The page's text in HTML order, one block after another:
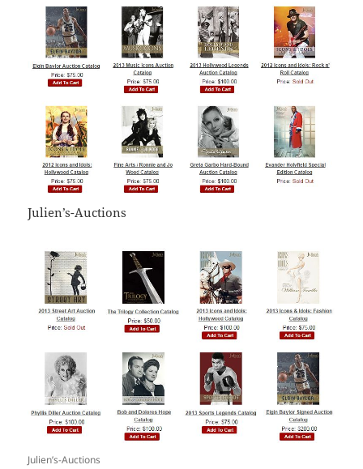
Julien’s-Auctions
Julien’s-Auctions